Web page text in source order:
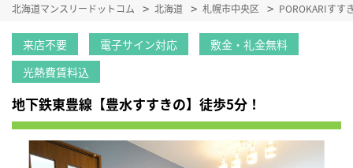
北海道マンスリードットコム 北海道 札幌市中央区 POROKARIすす
来店不要 電子サイン対応
敷金・礼金無料
光熱費賃料込
地下鉄東豊線【豊水すすきの】徒歩5分！